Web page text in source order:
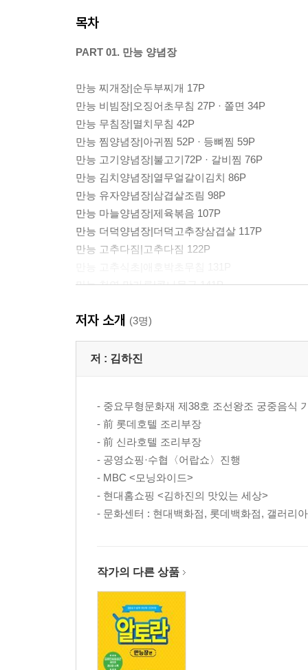
목차
PART 01. 만능 양념장
만능 찌개장|순두부찌개 17P
만능 비빔장|오징어초무침 27P · 쫄면 34P
만능 무침장|멸치무침 42P
만능 찜양념장|아귀찜 52P · 등뼈찜 59P
만능 고기양념장|불고기72P · 갈비찜 76P
만능 김치양념장|열무얼갈이김치 86P
만능 유자양념장|삼겹살조림 98P
만능 마늘양념장|제육볶음 107P
만능 더덕양념장|더덕고추장삼겹살 117P
만능 고추다짐|고추다짐 122P
만능 천연 맛가루|콩나물국 141P
만능 냉육수|냉면 170P
PART 02. 만능 전통장
만능 맛간장|우엉조림 189P
만능 어향간장|애호박잔치국수 199P
만능 집간장|근대볶음 210P
만능 약고추장|더덕장아찌 220P · 닭불고기 223P
만능 돼지고기볶음고추장|주꾸미볶음 233P
만능 마늘고추장|마늘돼지갈비찜 246P
만능 황태고추장|북어고추장찌게 257P
PART 03. 만능청
만능 마늘청|돼지불고기 278P
만능 양파청|오삼불고기 289P
만능 고추청|오징어볶음 298P
만능 배청|소불고기 310P
저자 소개 (3명)
저 : 김하진
- 중요무형문화재 제38호 조선왕조 궁중음식
- 前 롯데호텔 조리부장
- 前 신라호텔 조리부장
- 공영쇼핑·수협〈어랍쇼〉진행
- MBC <모닝와이드>
- 현대홈쇼핑 <김하진의 맛있는 세상>
- 문화센터 : 현대백화점, 롯데백화점, 갤러리
작가의 다른 상품